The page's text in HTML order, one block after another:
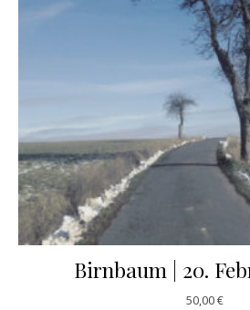
Birnbaum | 20.
50,00€